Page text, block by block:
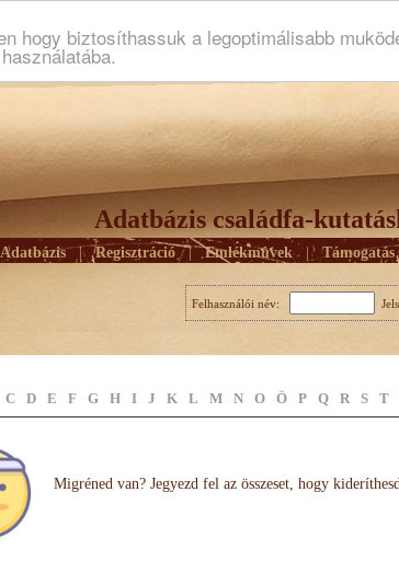
hogy biztosíthassuk a legoptimálisabb
Adatbázis családfa-
Adatbázis | Regisztráció | Emlékmûvek | Támogatás
Felhasználói név:
C D E F G H I J K L M N O Ö P Q R S T
Migréned van? Jegyezd fel az összeset, hogy